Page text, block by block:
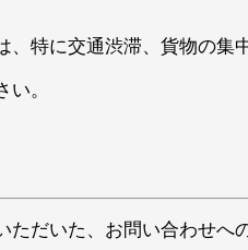
、特に交通渋滞、貨物の集
。
ただいた、お問い合わせへ